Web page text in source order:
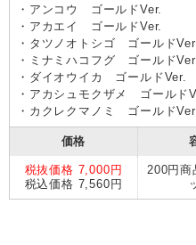
・アンコウ ゴールドVer.
・アカエイ ゴールドVer.
・タツノオトシゴ ゴールドVer.
・ミナミハコフグ ゴールドVer.
・ダイオウイカ ゴールドVer.
・アカシュモクザメ ゴールド
・カクレクマノミ ゴールドVer.
価格
税抜価格 7,000円
税込価格 7,560円
200円商